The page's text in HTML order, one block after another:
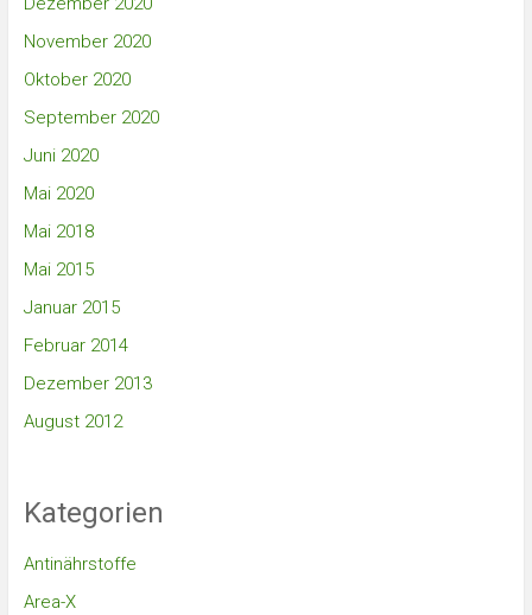
November 2020
Oktober 2020
September 2020
Juni 2020
Mai 2020
Mai 2018
Mai 2015
Januar 2015
Februar 2014
Dezember 2013
August 2012
Kategorien
Antinährstoffe
Area-X